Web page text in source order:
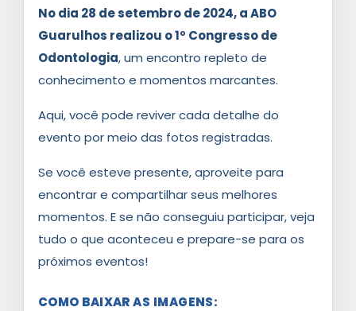
No dia 28 de setembro de 2024, a ABO
Guarulhos realizou o 1º Congresso de
Odontologia, um encontro repleto de
conhecimento e momentos marcantes.
Aqui, você pode reviver cada detalhe do
evento por meio das fotos registradas.
Se você esteve presente, aproveite para
encontrar e compartilhar seus melhores
momentos. E se não conseguiu participar, veja
tudo o que aconteceu e prepare-se para os
próximos eventos!
COMO BAIXAR AS IMAGENS: